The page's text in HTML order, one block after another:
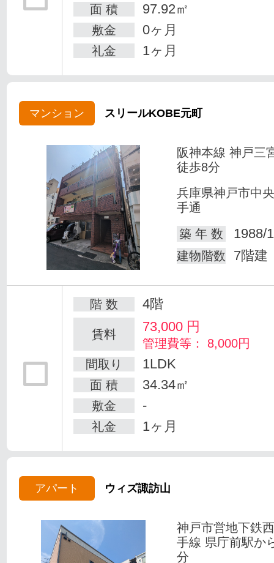
面 積 97.92㎡
敷金 0ヶ月
礼金 1ヶ月
マンション スリールKOBE元町
阪神本線 神戸三
徒歩8分
兵庫県神戸市中
手通
築 年 数
1988/
建物階数 7階建
階 数 4階
賃料 73,000 円
管理費等： 8,000円
間取り
1LDK
面 積 34.34㎡
敷金 -
礼金 1ヶ月
アパート ウィズ諏訪山
神戸市営地下鉄
手線 県庁前駅か
分